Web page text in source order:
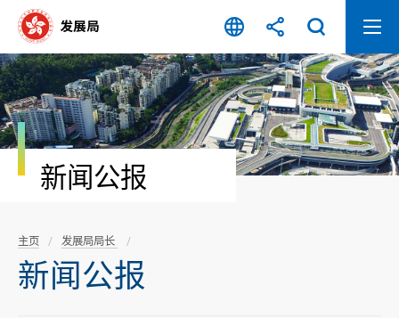
容
开
始
新闻公报
主页 发展局局长
新闻公报